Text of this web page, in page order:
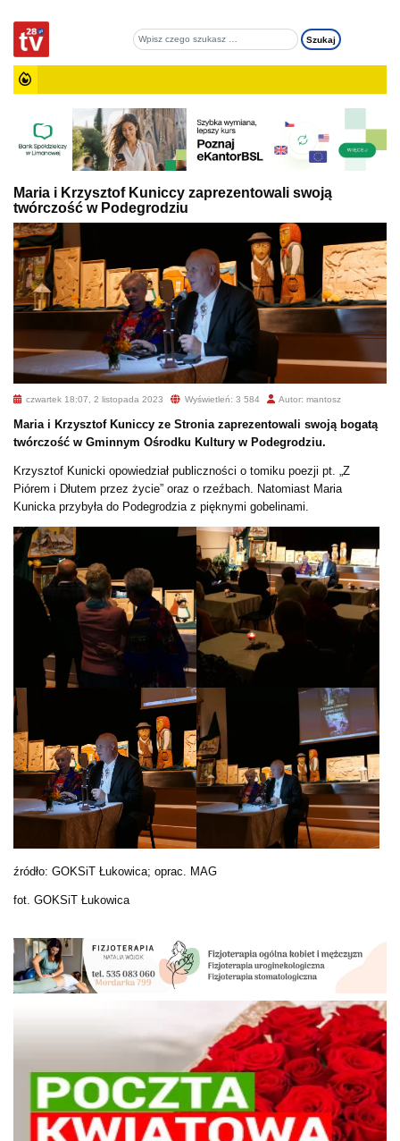
Maria i Krzysztof Kuniccy zaprezentowali swoją
twórczość w Podegrodziu
czwartek 18:07, 2 listopada 2023 Wyświetleń: 3 584 Autor: mantosz
Maria i Krzysztof Kuniccy ze Stronia zaprezentowali swoją bogatą
twórczość w Gminnym Ośrodku Kultury w Podegrodziu.
Krzysztof Kunicki opowiedział publiczności o tomiku poezji pt. „Z
Piórem i Dłutem przez życie” oraz o rzeźbach. Natomiast Maria
Kunicka przybyła do Podegrodzia z pięknymi gobelinami.
źródło: GOKSiT Łukowica; oprac. MAG
fot. GOKSiT Łukowica